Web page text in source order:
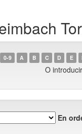
0-9 A B C D E
O
En